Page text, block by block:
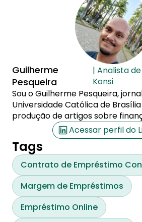
Guilherme
Pesqueira
| Analista
Konsi
Sou o Guilherme Pesqueira,
Universidade Católica de
produção de artigos sobre
Acessar perfil do
Tags
Contrato de Empréstimo
Margem de Empréstimos
Empréstimo Online